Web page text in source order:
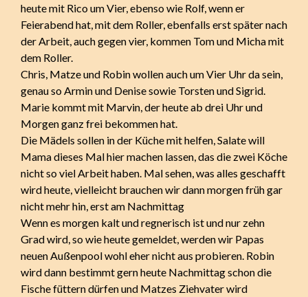
heute mit Rico um Vier, ebenso wie Rolf, wenn er
Feierabend hat, mit dem Roller, ebenfalls erst später nach
der Arbeit, auch gegen vier, kommen Tom und Micha mit
dem Roller.
Chris, Matze und Robin wollen auch um Vier Uhr da sein,
genau so Armin und Denise sowie Torsten und Sigrid.
Marie kommt mit Marvin, der heute ab drei Uhr und
Morgen ganz frei bekommen hat.
Die Mädels sollen in der Küche mit helfen, Salate will
Mama dieses Mal hier machen lassen, das die zwei Köche
nicht so viel Arbeit haben. Mal sehen, was alles geschafft
wird heute, vielleicht brauchen wir dann morgen früh gar
nicht mehr hin, erst am Nachmittag
Wenn es morgen kalt und regnerisch ist und nur zehn
Grad wird, so wie heute gemeldet, werden wir Papas
neuen Außenpool wohl eher nicht aus probieren. Robin
wird dann bestimmt gern heute Nachmittag schon die
Fische füttern dürfen und Matzes Ziehvater wird